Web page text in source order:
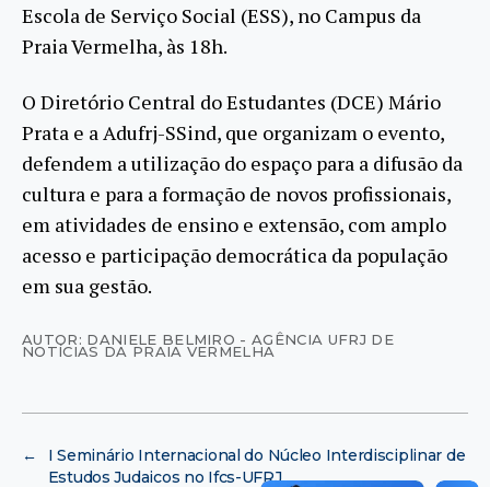
Escola de Serviço Social (ESS), no Campus da
Praia Vermelha, às 18h.
O Diretório Central do Estudantes (DCE) Mário
Prata e a Adufrj-SSind, que organizam o evento,
defendem a utilização do espaço para a difusão da
cultura e para a formação de novos profissionais,
em atividades de ensino e extensão, com amplo
acesso e participação democrática da população
em sua gestão.
AUTOR: DANIELE BELMIRO - AGÊNCIA UFRJ DE
NOTÍCIAS DA PRAIA VERMELHA
←
I Seminário Internacional do Núcleo Interdisciplinar de
Estudos Judaicos no Ifcs-UFRJ